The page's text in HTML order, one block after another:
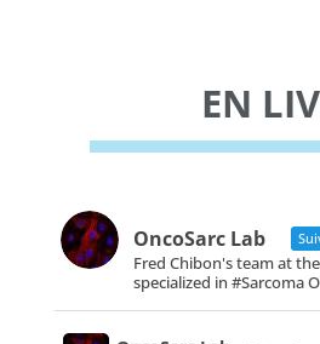
EN
OncoSarc Lab
Fred Chibon's team at
specialized in #Sarcoma